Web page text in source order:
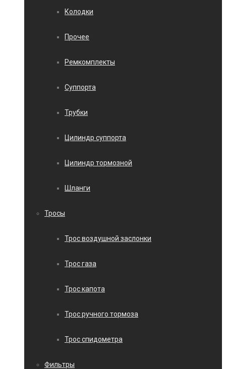
Колодки
Прочее
Ремкомплекты
Суппорта
Трубки
Цилиндр суппорта
Цилиндр тормозной
Шланги
Тросы
Трос воздушной заслонки
Трос газа
Трос капота
Трос ручного тормоза
Трос спидометра
Фильтры